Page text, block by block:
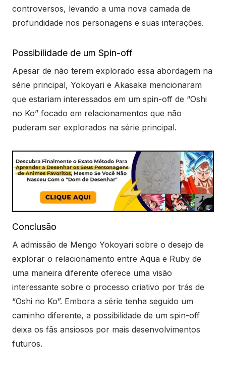
controversos, levando a uma nova camada de
profundidade nos personagens e suas interações.
Possibilidade de um Spin-off
Apesar de não terem explorado essa abordagem na
série principal, Yokoyari e Akasaka mencionaram
que estariam interessados em um spin-off de “Oshi
no Ko” focado em relacionamentos que não
puderam ser explorados na série principal.
Conclusão
A admissão de Mengo Yokoyari sobre o desejo de
explorar o relacionamento entre Aqua e Ruby de
uma maneira diferente oferece uma visão
interessante sobre o processo criativo por trás de
“Oshi no Ko”. Embora a série tenha seguido um
caminho diferente, a possibilidade de um spin-off
deixa os fãs ansiosos por mais desenvolvimentos
futuros.